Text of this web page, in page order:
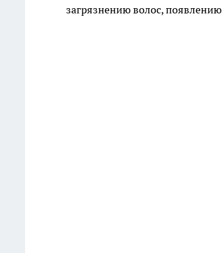
загрязнению волос,